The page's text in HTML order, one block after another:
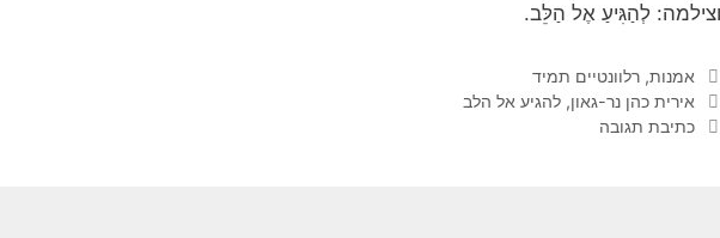
וצילמה: לְהַגִּיעַ אֶל הַלֵּב.
קטגוריות
אמנות, רלוונטיים תמיד
תגיות
אירית כהן נר-גאון, להגיע אל הלב
כתיבת תגובה